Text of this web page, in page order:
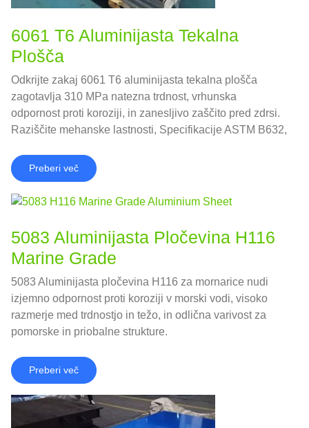
6061 T6 Aluminijasta Tekalna
Plošča
Odkrijte zakaj 6061 T6 aluminijasta tekalna plošča
zagotavlja 310 MPa natezna trdnost, vrhunska
odpornost proti koroziji, in zanesljivo zaščito pred zdrsi.
Raziščite mehanske lastnosti, Specifikacije ASTM B632,
izdelave – vse v eni verodostojni referenci.
Preberi več
5083 Aluminijasta Pločevina H116
Marine Grade
5083 Aluminijasta pločevina H116 za mornarice nudi
izjemno odpornost proti koroziji v morski vodi, visoko
razmerje med trdnostjo in težo, in odlična varivost za
pomorske in priobalne strukture.
Preberi več